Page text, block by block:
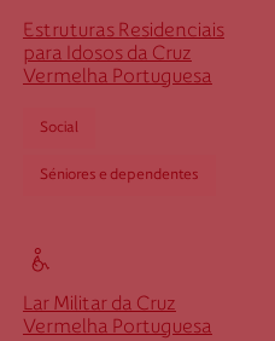
de Felgueiras,
Dto
da Foz
Estruturas Residenciais
para Idosos da Cruz
Vermelha Portuguesa
Social
Séniores e dependentes
Lar Militar da Cruz
Vermelha Portuguesa